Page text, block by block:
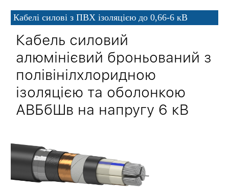
Кабелі силові з ПВХ ізоляцією до 0,66-6 кВ
Кабель силовий
алюмінієвий броньований з
полівінілхлоридною
ізоляцією та оболонкою
АВБбШв на напругу 6 кВ